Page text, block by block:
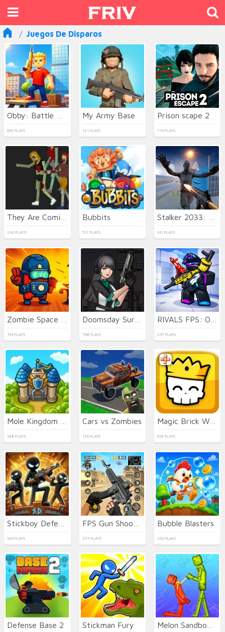
Juegos De Disparos
692 PLAYS
My Army Base
121 PLAYS
Prison scape 2
719 PLAYS
240 PLAYS
Bubbits
517 PLAYS 931 PLAYS
194 PLAYS 768 PLAYS 237 PLAYS
348 PLAYS
Cars vs Zombies
126 PLAYS
Magic Brick Wars
658 PLAYS
545 PLAYS 277 PLAYS
Bubble Blasters
252 PLAYS
Defense Base 2 Stickman Fury